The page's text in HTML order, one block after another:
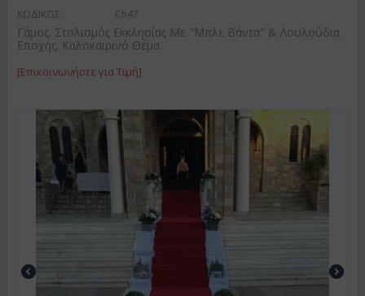
ΚΩΔΙΚΟΣ: Ch47
Γάμος. Στολισμός Εκκλησίας Με "Μπλε Βάντα" & Λουλούδια
Εποχής. Καλοκαιρινό Θέμα.
[Επικοινωνήστε για Τιμή]